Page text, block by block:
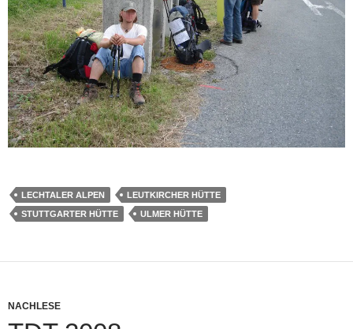
LECHTALER ALPEN
LEUTKIRCHER HÜTTE
STUTTGARTER HÜTTE
ULMER HÜTTE
NACHLESE